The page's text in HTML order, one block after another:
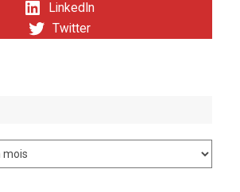
LinkedIn
Twitter